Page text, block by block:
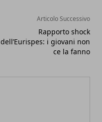
Articolo Successivo
Rapporto shock
dell’Eurispes: i giovani non
ce la fanno